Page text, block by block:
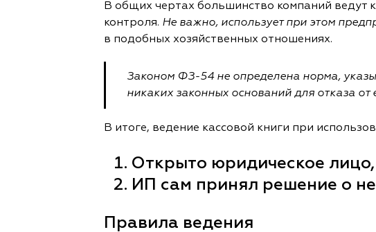
В общих чертах большинство компаний ведут
контроля. Не важно, использует при этом
в подобных хозяйственных отношениях.
Законом ФЗ-54 не определена норма,
никаких законных оснований для отказа от
В итоге, ведение кассовой книги при
Открыто юридическое
ИП сам принял решение о
Правила ведения